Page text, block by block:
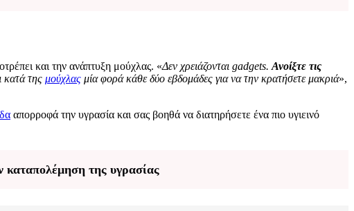
και την ανάπτυξη μούχλας. «Δεν χρειάζονται gadgets. Ανοίξτε τις
κατά της μούχλας μία φορά κάθε δύο εβδομάδες για να την κρατήσετε μακριά»,
απορροφά την υγρασία και σας βοηθά να διατηρήσετε ένα πιο υγιεινό
καταπολέμηση της υγρασίας